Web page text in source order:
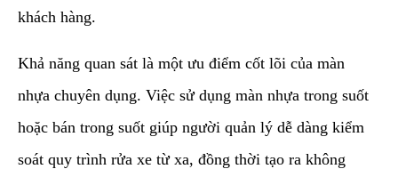
khách hàng.
​Khả năng quan sát là một ưu điểm cốt lõi của màn
nhựa chuyên dụng. Việc sử dụng màn nhựa trong suốt
hoặc bán trong suốt giúp người quản lý dễ dàng kiểm
soát quy trình rửa xe từ xa, đồng thời tạo ra không